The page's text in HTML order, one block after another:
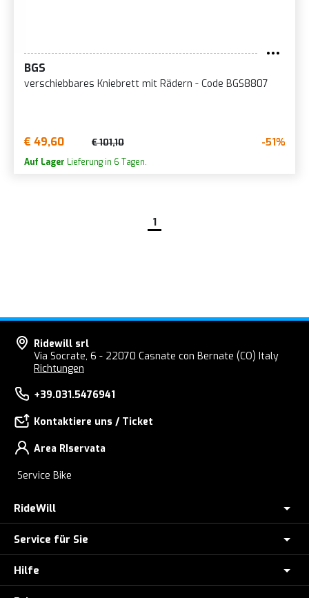
BGS
verschiebbares Kniebrett mit Rädern - Code BGS8807
€ 49,60 € 101,10 -51%
Auf Lager Lieferung in 6 Tagen.
1
Ridewill srl
Via Socrate, 6 - 22070 Casnate con Bernate (CO) Italy
Richtungen
+39.031.5476941
Kontaktiere uns / Ticket
Area RIservata
Service Bike
RideWill
E-BIKE GESCHÄFT COMO
Ridewill Factory Club
Service für Sie
Zahlung in Raten mit HeyLight(Nur Italien)
Hilfe